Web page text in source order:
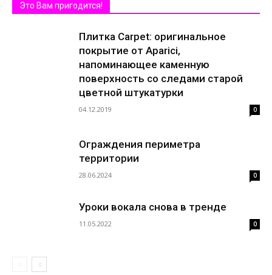
Это Вам пригодится!
Плитка Carpet: оригинальное
покрытие от Aparici,
напоминающее каменную
поверхность со следами старой
цветной штукатурки
04.12.2019 0
Ограждения периметра
территории
28.06.2024 0
Уроки вокала снова в тренде
11.05.2022 0